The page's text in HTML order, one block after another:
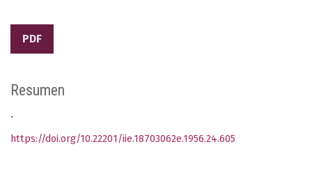
PDF
Resumen
.
https://doi.org/10.22201/iie.18703062e.1956.24.605